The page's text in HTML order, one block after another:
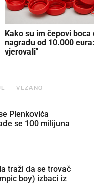
Kako su im čepovi boca
nagradu od 10.000
vjerovali"
VEZANO
Plenkovića
se 100 milijuna
traži da se trovač
boy) izbaci iz